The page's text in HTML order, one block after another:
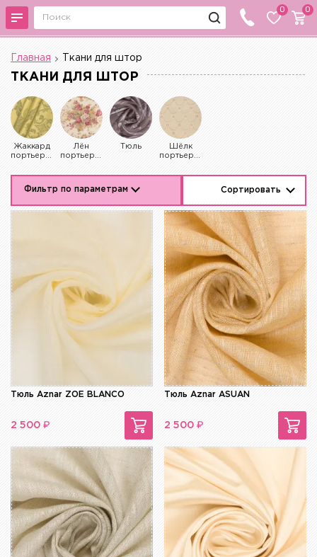
0 0
Главная Ткани для штор
ТКАНИ ДЛЯ ШТОР
Жаккард
портьерный
Лён
портьерный
Тюль
Шёлк
портьерный
Фильтр по параметрам Сортировать
Тюль Aznar ZOE BLANCO
2 500 ₽
Тюль Aznar ASUAN
2 500 ₽